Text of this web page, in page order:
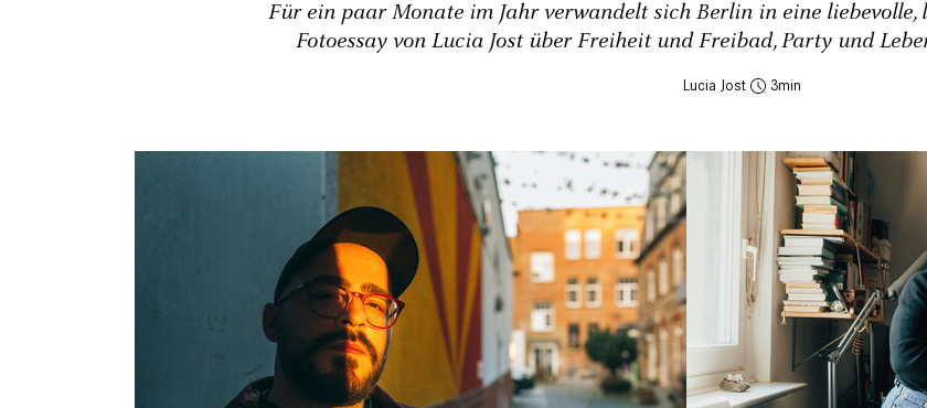
Für ein paar Monate im Jahr verwandelt sich Berlin in eine
Fotoessay von Lucia Jost über Freiheit und Freibad, Party und
Lucia Jost 3